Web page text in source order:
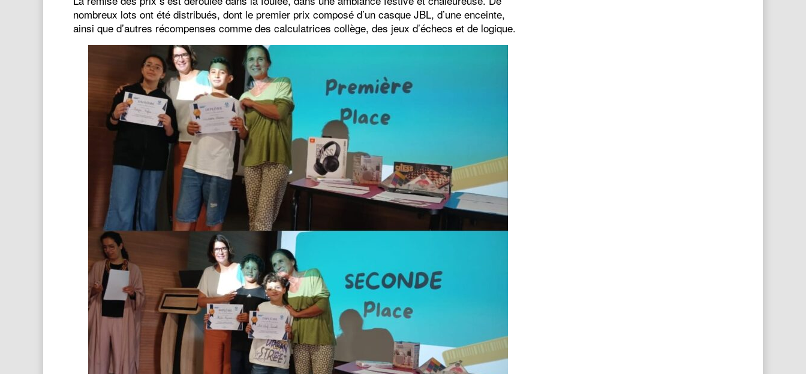
nombreux lots ont été distribués, dont le premier prix composé d’un casque JBL, d’une enceinte,
ainsi que d’autres récompenses comme des calculatrices collège, des jeux d’échecs et de logique.